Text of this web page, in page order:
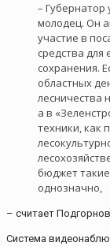
– Губернатор
молодец. Он
участие в
средства для
сохранения.
областных
лесничества
а в
техники, как
бюджет
однозначно,
– считает
Система